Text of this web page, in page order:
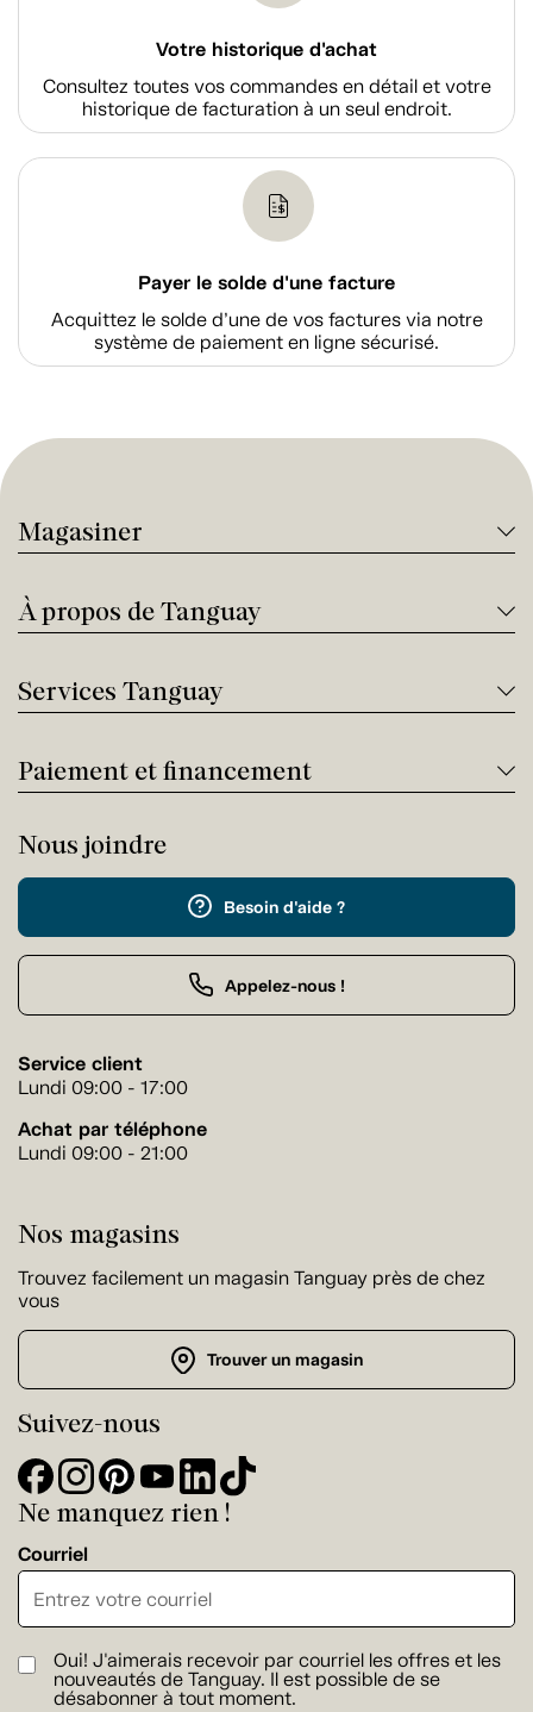
Votre historique d'achat
Consultez toutes vos commandes en détail et votre
historique de facturation à un seul endroit.
Payer le solde d'une facture
Acquittez le solde d’une de vos factures via notre
système de paiement en ligne sécurisé.
Magasiner
À propos de Tanguay
Services Tanguay
Paiement et financement
Nous joindre
Besoin d'aide ?
Appelez-nous !
Service client
Lundi 09:00 - 17:00
Achat par téléphone
Lundi 09:00 - 21:00
Nos magasins
Trouvez facilement un magasin Tanguay près de chez
vous
Trouver un magasin
Suivez-nous
Ne manquez rien !
Courriel
Oui! J'aimerais recevoir par courriel les offres et les
nouveautés de Tanguay. Il est possible de se
désabonner à tout moment.